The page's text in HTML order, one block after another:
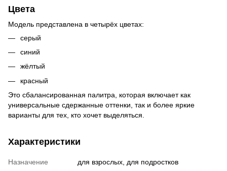
Цвета
Модель представлена в четырёх цветах:
серый
синий
жёлтый
красный
Это сбалансированная палитра, которая включает как
универсальные сдержанные оттенки, так и более яркие
варианты для тех, кто хочет выделяться.
Характеристики
Назначение
для взрослых, для подростков